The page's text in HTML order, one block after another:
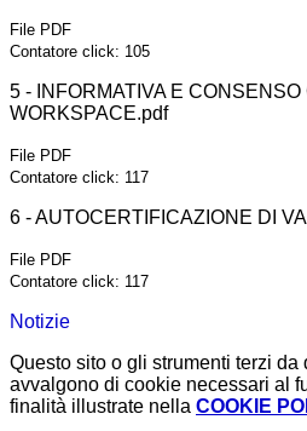
File PDF
Contatore click: 105
5 - INFORMATIVA E CONSENSO
WORKSPACE.pdf
File PDF
Contatore click: 117
6 - AUTOCERTIFICAZIONE DI
File PDF
Contatore click: 117
Notizie
Questo sito o gli strumenti terzi da
avvalgono di cookie necessari al
finalità illustrate nella COOKIE